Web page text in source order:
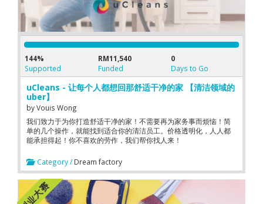
144%
Supported
RM11,540
Funded
0
Days to Go
uCleans - 让每个人都想回那舒适干净的家 【清洁领域的
uber】
byVouis Wong
我们致力于为你打造舒适干净的家！不需要再为家务事而烦恼！简
单的几个操作，就能找到适合你的清洁员工。价格透明化，人人都
能承担得起！你不喜欢的劳作，我们帮你找人来！
Category / Dream factory